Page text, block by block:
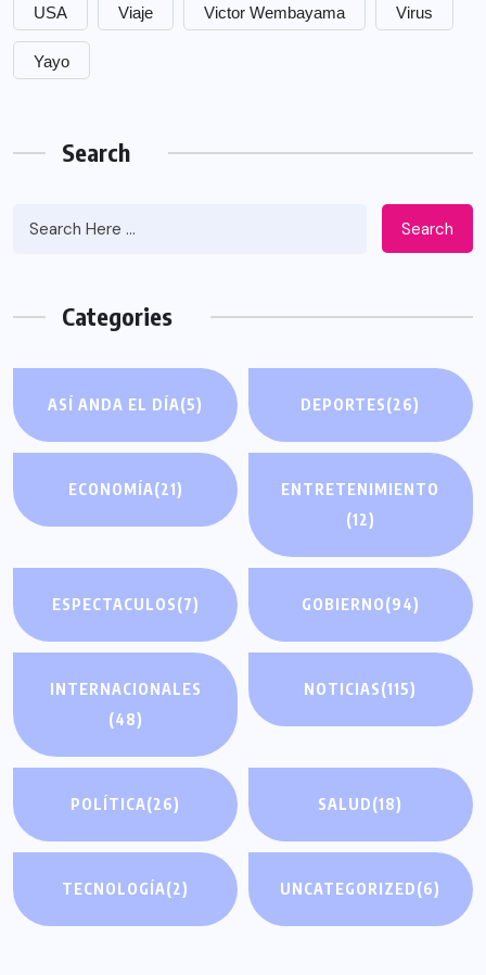
USA Viaje Victor Wembayama Virus
Yayo
Search
Search
Categories
ASÍ ANDA EL DÍA(5) DEPORTES(26)
ECONOMÍA(21)
ENTRETENIMIENTO
(12)
ESPECTACULOS(7) GOBIERNO(94)
INTERNACIONALES
(48)
NOTICIAS(115)
POLÍTICA(26) SALUD(18)
TECNOLOGÍA(2) UNCATEGORIZED(6)